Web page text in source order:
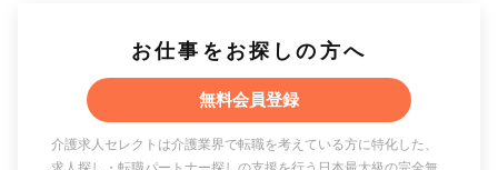
お仕事をお探しの方へ
無料会員登録
介護求人セレクトは介護業界で転職を考えている方に特化した、